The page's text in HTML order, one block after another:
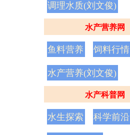
调理水质(刘文俊)
水产营养网
鱼料营养 饲料行情
水产营养(刘文俊)
水产科普网
水生探索 科学前沿